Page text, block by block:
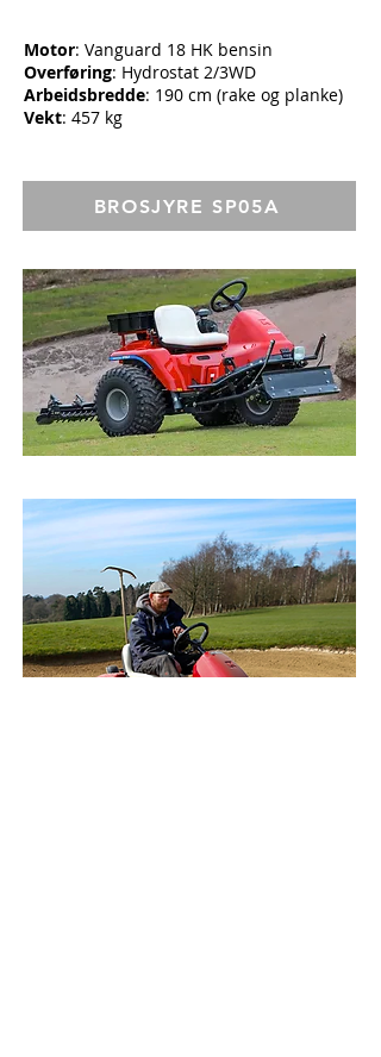
Motor: Vanguard 18 HK bensin
Overføring: Hydrostat 2/3WD
Arbeidsbredde: 190 cm (rake og planke)
Vekt: 457 kg
BROSJYRE SP05A